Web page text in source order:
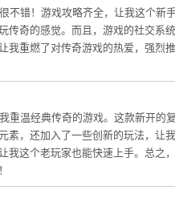
不错！游戏攻略齐全，让我这个新
传奇的感觉。而且，游戏的社交系
我重燃了对传奇游戏的热爱，强烈
重温经典传奇的游戏。这款新开的
素，还加入了一些创新的玩法，让
我这个老玩家也能快速上手。总之